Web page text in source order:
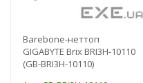
Barebone-неттоп
GIGABYTE Brix BRI3H-10110
(GB-BRI3H-10110)